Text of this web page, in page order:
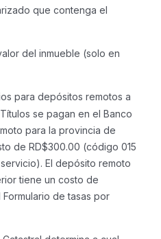
que contenga el
del inmueble (solo en
para depósitos remotos a
se pagan en el Banco
para la provincia de
de RD$300.00 (código 015
El depósito remoto
tiene un costo de
de tasas por